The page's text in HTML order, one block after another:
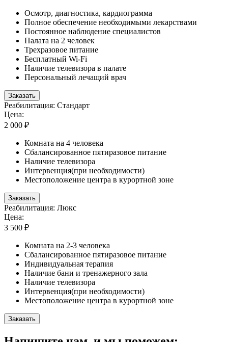
Осмотр, диагностика, кардиограмма
Полное обеспечение необходимыми лекарствами
Постоянное наблюдение специалистов
Палата на 2 человек
Трехразовое питание
Бесплатный Wi-Fi
Наличие телевизора в палате
Персональный лечащий врач
Заказать
Реабилитация: Стандарт
Цена:
2 000 ₽
Комната на 4 человека
Сбалансированное пятиразовое питание
Наличие телевизора
Интервенция(при необходимости)
Местоположение центра в курортной зоне
Заказать
Реабилитация: Люкс
Цена:
3 500 ₽
Комната на 2-3 человека
Сбалансированное пятиразовое питание
Индивидуальная терапия
Наличие бани и тренажерного зала
Наличие телевизора
Интервенция(при необходимости)
Местоположение центра в курортной зоне
Заказать